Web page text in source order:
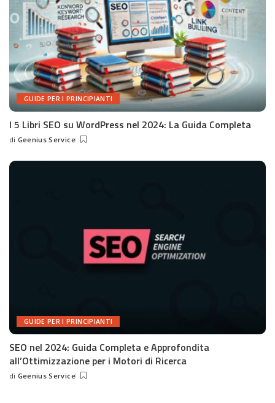
GUIDE PER I PRINCIPIANTI
I 5 Libri SEO su WordPress nel 2024: La Guida Completa
Posted
di Geenius Service
GUIDE PER I PRINCIPIANTI
SEO nel 2024: Guida Completa e Approfondita
all’Ottimizzazione per i Motori di Ricerca
Posted
di Geenius Service